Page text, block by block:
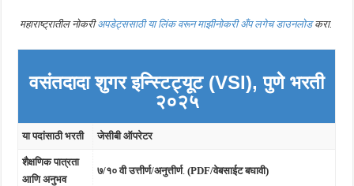
महाराष्ट्रातील नोकरीअपडेट्ससाठी या लिंक वरून माझीनोकरी अँप लगेच डाउनलोडकरा.
वसंतदादा शुगर इन्स्टिट्यूट (VSI), पुणे भरती
२०२५
या पदांसाठी भरती जेसीबी ऑपरेटर
शैक्षणिक पात्रता
आणि अनुभव
७/१० वी उत्तीर्ण/अनुत्तीर्ण.(PDF/वेबसाईट बघावी)